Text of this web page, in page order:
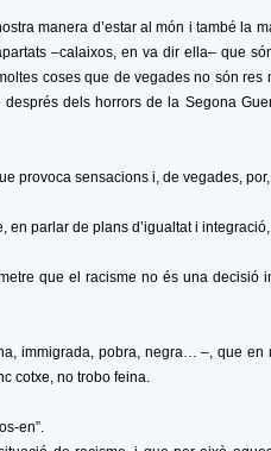
manera d’estar al món i també la
–calaixos, en va dir ella– que
coses que de vegades no són
dels horrors de la Segona
provoca sensacions i, de vegades,
parlar de plans d’igualtat i
que el racisme no és una decisió
immigrada, pobra, negra… –, que en
cotxe, no trobo feina.
en”.